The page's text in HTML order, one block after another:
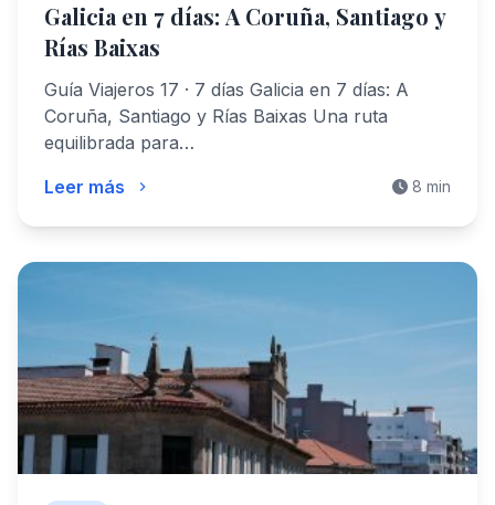
Galicia en 7 días: A Coruña, Santiago y
Rías Baixas
Guía Viajeros 17 · 7 días Galicia en 7 días: A
Coruña, Santiago y Rías Baixas Una ruta
equilibrada para…
Leer más
8 min